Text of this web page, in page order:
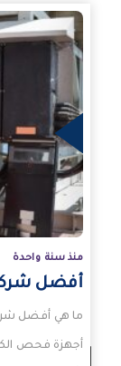
منذ سنة واحدة
أفضل
ما هي أفضل
أجهزة فحص